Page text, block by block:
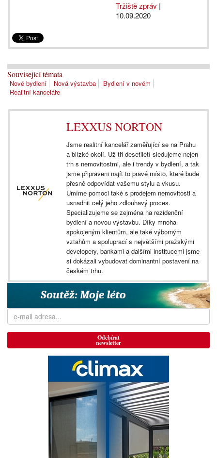
Tržiště zpráv |
10.09.2020
Související témata
Nové bydlení Nová výstavba
Bydlení v novém
Realitní kanceláře
LEXXUS NORTON
Jsme realitní kancelář zaměřující se na Prahu
a blízké okolí. Už tři desetiletí sledujeme nejen
trh s nemovitostmi, ale i trendy v bydlení, a tak
jsme připraveni najít to pravé místo, které bude
přesně odpovídat vašemu stylu a vkusu.
Umíme pomoci také s prodejem nemovitosti a
usnadnit celý jeho zdlouhavý proces.
Specializujeme se zejména na rezidenční
bydlení a novou výstavbu. Díky mnoha
spokojeným klientům, ale také výborným
vztahům a spoluprací s největšími pražskými
developery, bankami a dalšími institucemi jsme
si dokázali vybudovat dominantní postavení na
českém trhu.
Odebírat
newsletter